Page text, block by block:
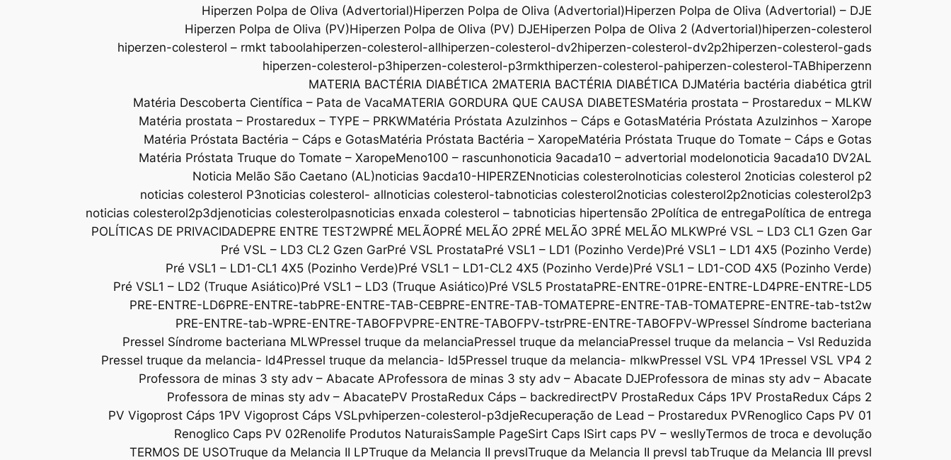
Hiperzen Polpa de Oliva (Advertorial)Hiperzen Polpa de Oliva (Advertorial)Hiperzen Polpa de Oliva (Advertorial) – DJE
Hiperzen Polpa de Oliva (PV)Hiperzen Polpa de Oliva (PV) DJEHiperzen Polpa de Oliva 2 (Advertorial)hiperzen-colesterol
hiperzen-colesterol – rmkt taboolahiperzen-colesterol-allhiperzen-colesterol-dv2hiperzen-colesterol-dv2p2hiperzen-colesterol-gads
hiperzen-colesterol-p3hiperzen-colesterol-p3rmkthiperzen-colesterol-pahiperzen-colesterol-TABhiperzenn
MATERIA BACTÉRIA DIABÉTICA 2MATERIA BACTÉRIA DIABÉTICA DJMatéria bactéria diabética gtril
Matéria Descoberta Científica – Pata de VacaMATERIA GORDURA QUE CAUSA DIABETESMatéria prostata – Prostaredux – MLKW
Matéria prostata – Prostaredux – TYPE – PRKWMatéria Próstata Azulzinhos – Cáps e GotasMatéria Próstata Azulzinhos – Xarope
Matéria Próstata Bactéria – Cáps e GotasMatéria Próstata Bactéria – XaropeMatéria Próstata Truque do Tomate – Cáps e Gotas
Matéria Próstata Truque do Tomate – XaropeMeno100 – rascunhonoticia 9acada10 – advertorial modelonoticia 9acada10 DV2AL
Noticia Melão São Caetano (AL)noticias 9acda10-HIPERZENnoticias colesterolnoticias colesterol 2noticias colesterol p2
noticias colesterol P3noticias colesterol- allnoticias colesterol-tabnoticias colesterol2noticias colesterol2p2noticias colesterol2p3
noticias colesterol2p3djenoticias colesterolpasnoticias enxada colesterol – tabnoticias hipertensão 2Política de entregaPolítica de entrega
POLÍTICAS DE PRIVACIDADEPRE ENTRE TEST2WPRÉ MELÃOPRÉ MELÃO 2PRÉ MELÃO 3PRÉ MELÃO MLKWPré VSL – LD3 CL1 Gzen Gar
Pré VSL – LD3 CL2 Gzen GarPré VSL ProstataPré VSL1 – LD1 (Pozinho Verde)Pré VSL1 – LD1 4X5 (Pozinho Verde)
Pré VSL1 – LD1-CL1 4X5 (Pozinho Verde)Pré VSL1 – LD1-CL2 4X5 (Pozinho Verde)Pré VSL1 – LD1-COD 4X5 (Pozinho Verde)
Pré VSL1 – LD2 (Truque Asiático)Pré VSL1 – LD3 (Truque Asiático)Pré VSL5 ProstataPRE-ENTRE-01PRE-ENTRE-LD4PRE-ENTRE-LD5
PRE-ENTRE-LD6PRE-ENTRE-tabPRE-ENTRE-TAB-CEBPRE-ENTRE-TAB-TOMATEPRE-ENTRE-TAB-TOMATEPRE-ENTRE-tab-tst2w
PRE-ENTRE-tab-WPRE-ENTRE-TABOFPVPRE-ENTRE-TABOFPV-tstrPRE-ENTRE-TABOFPV-WPressel Síndrome bacteriana
Pressel Síndrome bacteriana MLWPressel truque da melanciaPressel truque da melanciaPressel truque da melancia – Vsl Reduzida
Pressel truque da melancia- ld4Pressel truque da melancia- ld5Pressel truque da melancia- mlkwPressel VSL VP4 1Pressel VSL VP4 2
Professora de minas 3 sty adv – Abacate AProfessora de minas 3 sty adv – Abacate DJEProfessora de minas sty adv – Abacate
Professora de minas sty adv – AbacatePV ProstaRedux Cáps – backredirectPV ProstaRedux Cáps 1PV ProstaRedux Cáps 2
PV Vigoprost Cáps 1PV Vigoprost Cáps VSLpvhiperzen-colesterol-p3djeRecuperação de Lead – Prostaredux PVRenoglico Caps PV 01
Renoglico Caps PV 02Renolife Produtos NaturaisSample PageSirt Caps ISirt caps PV – wesllyTermos de troca e devolução
TERMOS DE USOTruque da Melancia II LPTruque da Melancia II prevslTruque da Melancia II prevsl tabTruque da Melancia III prevsl